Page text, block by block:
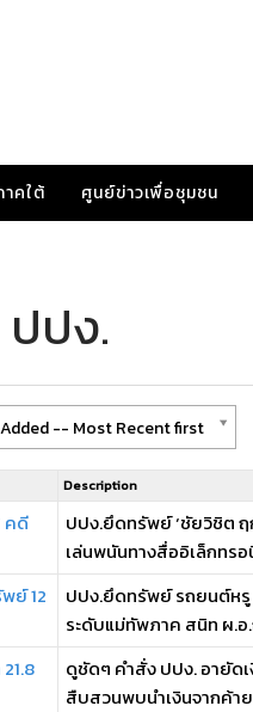
คใต้ ศูนย์ข่าวเพื่อชุมชน
ปง.
Added -- Most Recent first
Description
คดี
ปปง.ยึดทรัพย์ ‘ชัยวิชิต ฤ
เล่นพนันทางสื่ออิเล็กทร
ย์ 12
ปปง.ยึดทรัพย์ รถยนต์หรู
ระดับแม่ทัพภาค สนิท ผ.อ
ดูชัดๆ คำสั่ง ปปง. อายัด
สืบสวนพบนำเงินจากค้า